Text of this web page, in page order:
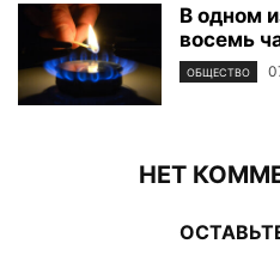
В одном
восемь
ОБЩЕСТВО
НЕТ